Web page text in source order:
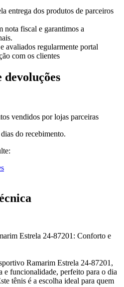
entrega dos produtos de parceiros
nota fiscal e garantimos a
avaliados regularmente portal
com os clientes
vendidos por lojas parceiras
do recebimento.
Estrela 24-87201: Conforto e
Ramarim Estrela 24-87201,
e funcionalidade, perfeito para o dia
tênis é a escolha ideal para quem